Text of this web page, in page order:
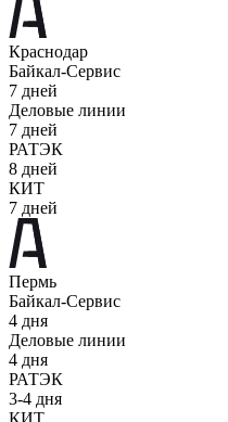
Краснодар
Байкал-Сервис
7 дней
Деловые линии
7 дней
РАТЭК
8 дней
КИТ
7 дней
Пермь
Байкал-Сервис
4 дня
Деловые линии
4 дня
РАТЭК
3-4 дня